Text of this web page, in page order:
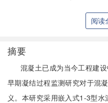
阅读
摘要
混凝土已成为当今工程建
早期凝结过程监测研究对于混
义。本研究采用嵌入式1-3型